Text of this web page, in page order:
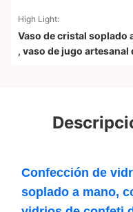
High Light:
Vaso de cristal soplado
, vaso de jugo artesanal
Confección de
soplado a mano,